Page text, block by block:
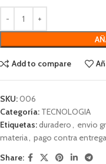
Add to compare
SKU:006
Categoría: TECNOLOGIA
Etiquetas:duradero, envio
materia, pago contra entrega
Share: